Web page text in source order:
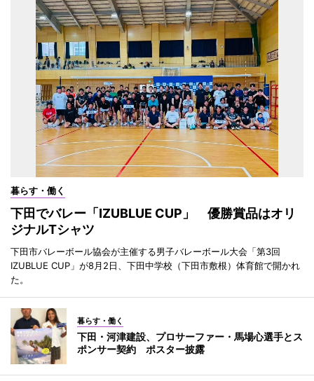
暮らす・働く
下田でバレー「IZUBLUE CUP」 優勝賞品はオリ
ジナルTシャツ
下田市バレーボール協会が主催する男子バレーボール大会「第3回
IZUBLUE CUP」が8月2日、下田中学校（下田市敷根）体育館で開かれ
た。
暮らす・働く
下田・河津建設、プロサーファー・馬場心選手とス
ポンサー契約 ポスター披露